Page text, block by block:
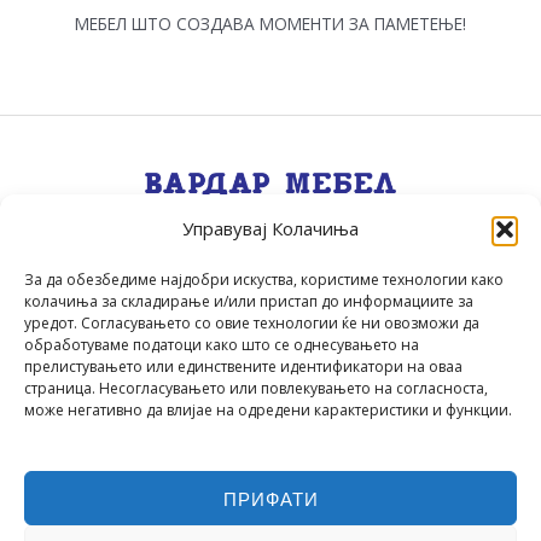
Управувај Колачиња
За да обезбедиме најдобри искуства, користиме технологии како
колачиња за складирање и/или пристап до информациите за
уредот. Согласувањето со овие технологии ќе ни овозможи да
обработуваме податоци како што се однесувањето на
прелистувањето или единствените идентификатори на оваа
страница. Несогласувањето или повлекувањето на согласноста,
може негативно да влијае на одредени карактеристики и функции.
ПРИФАТИ
МЕБЕЛ ШТО СОЗДАВА МОМЕНТИ ЗА ПАМЕТЕЊЕ!
Квалитет, Стил, Селекција, Сервис.